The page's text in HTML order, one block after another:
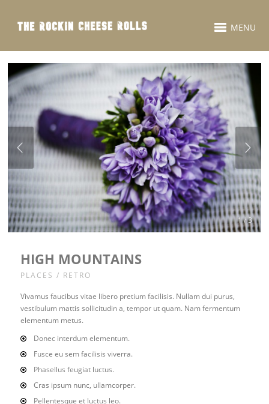
MENU
1 / 3
HIGH MOUNTAINS
PLACES / RETRO
Vivamus faucibus vitae libero pretium facilisis. Nullam dui purus,
vestibulum mattis sollicitudin a, tempor ut quam. Nam fermentum
elementum metus.
Donec interdum elementum.
Fusce eu sem facilisis viverra.
Phasellus feugiat luctus.
Cras ipsum nunc, ullamcorper.
Pellentesque et luctus leo.